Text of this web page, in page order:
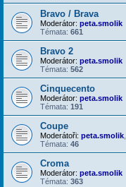
Bravo / Brava
Moderátor: peta.smolik
Témata: 661
Bravo 2
Moderátor: peta.smolik
Témata: 562
Cinquecento
Moderátor: peta.smolik
Témata: 191
Coupe
Moderátoři: peta.smolik,
Témata: 46
Croma
Moderátor: peta.smolik
Témata: 363